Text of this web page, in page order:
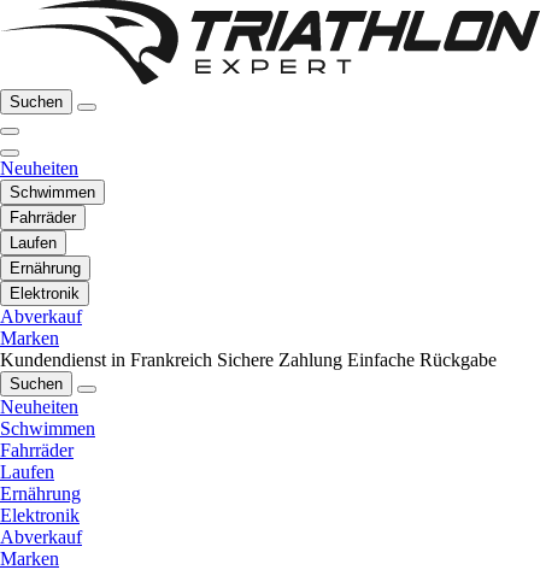
Suchen
Neuheiten
Schwimmen
Fahrräder
Laufen
Ernährung
Elektronik
Abverkauf
Marken
Kundendienst in Frankreich Sichere Zahlung Einfache Rückgabe
Suchen
Neuheiten
Schwimmen
Fahrräder
Laufen
Ernährung
Elektronik
Abverkauf
Marken